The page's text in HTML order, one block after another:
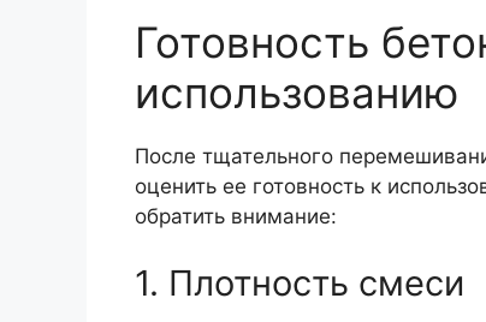
Готовность
использованию
После тщательного
оценить ее готовность к
обратить внимание:
1. Плотность смеси